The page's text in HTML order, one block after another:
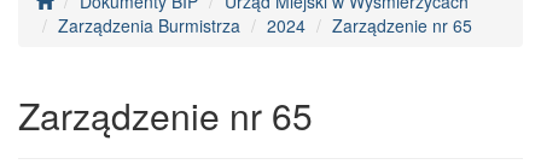
Zarządzenia Burmistrza
2024 Zarządzenie nr 65
Zarządzenie nr 65